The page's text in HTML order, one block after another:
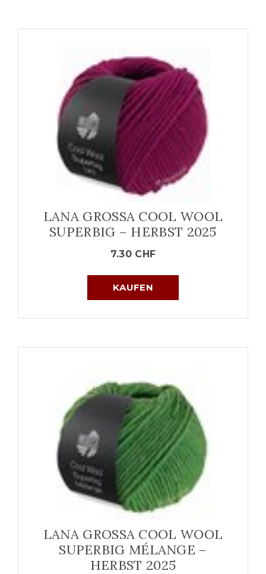
LANA GROSSA COOL WOOL
SUPERBIG – HERBST 2025
7.30 CHF
KAUFEN
LANA GROSSA COOL WOOL
SUPERBIG MÉLANGE –
HERBST 2025